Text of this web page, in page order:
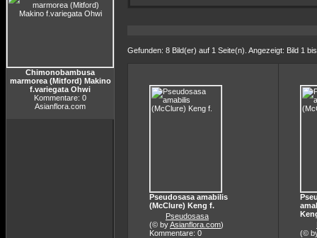
Chimonobambusa
marmorea (Mitford) Makino
f.variegata Ohwi
Kommentare: 0
Asianflora.com
Gefunden: 8 Bild(er) auf 1 Seite(n). Angezeigt: Bild 1
Pseudosasa amabilis
(McClure) Keng f.
Pseudosasa
(© byAsianflora.com)
Kommentare: 0
(©